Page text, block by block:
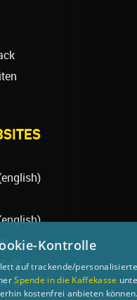
Kontrolle
auf trackende/
Spende in die Kaffekasse
kostenfrei anbieten können.